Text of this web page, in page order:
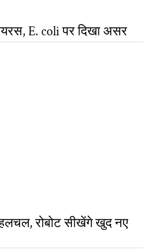
E. coli पर दिखा असर
रोबोट सीखेंगे खुद नए